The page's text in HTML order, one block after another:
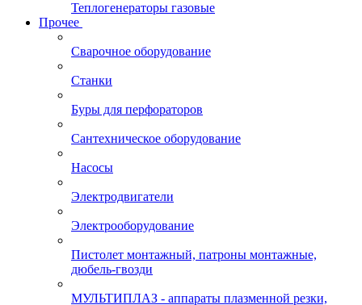
Теплогенераторы газовые
Прочее
Сварочное оборудование
Станки
Буры для перфораторов
Сантехническое оборудование
Насосы
Электродвигатели
Электрооборудование
Пистолет монтажный, патроны монтажные,
дюбель-гвозди
МУЛЬТИПЛАЗ - аппараты плазменной резки,